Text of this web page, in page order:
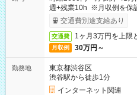
週+残業10h ※月収例を保
受取りサービス利用可（利
交通費別途支給あり
交通費 1ヶ月3万円を上限
月収例 30万円～
勤務地
東京都渋谷区
渋谷駅から徒歩1分
インターネット関連